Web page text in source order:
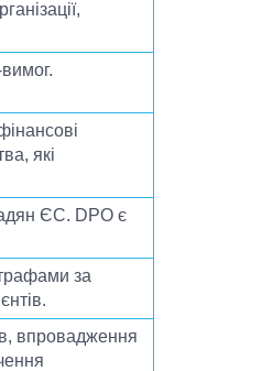
ISO
які
ЄС. DPO є
за
впровадження